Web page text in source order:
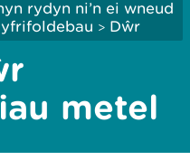
rydyn ni’n ei wneud
> Dŵr
metel